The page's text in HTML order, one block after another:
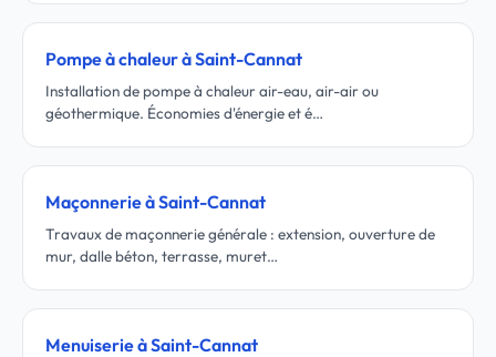
Pompe à chaleur à Saint-Cannat
Installation de pompe à chaleur air-eau, air-air ou
géothermique. Économies d'énergie et é…
Maçonnerie à Saint-Cannat
Travaux de maçonnerie générale : extension, ouverture de
mur, dalle béton, terrasse, muret…
Menuiserie à Saint-Cannat